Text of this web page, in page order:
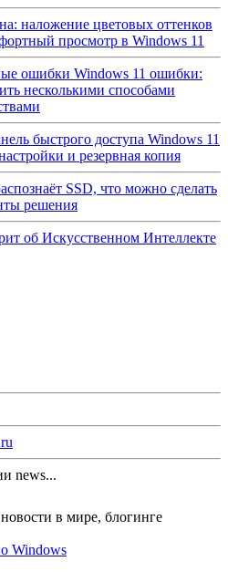
наложение цветовых оттенков
просмотр в Windows 11
ошибки Windows 11 ошибки:
несколькими способами
быстрого доступа Windows 11
и резервная копия
SSD, что можно сделать
решения
об Искусственном Интеллекте
news...
в мире, блогинге
Windows